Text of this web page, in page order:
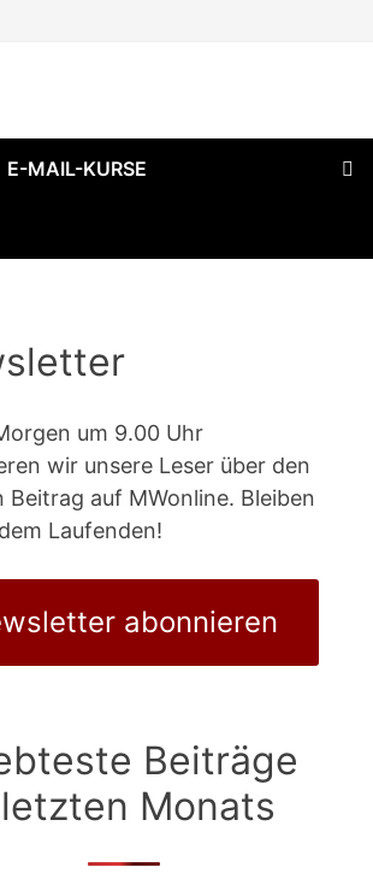
E-MAIL-KURSE
um 9.00 Uhr
wir unsere Leser über den
Beitrag auf MWonline. Bleiben
Laufenden!
abonnieren
Beiträge
Monats